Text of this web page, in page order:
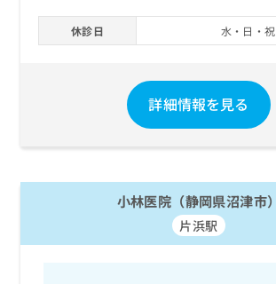
休診日 水・日・祝
詳細情報を見る
小林医院（静岡県沼津市）
片浜駅